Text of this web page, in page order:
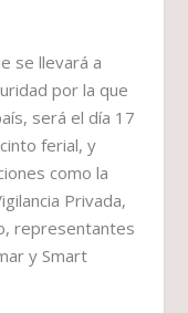
se llevará a
por la que
será el día 17
ferial, y
como la
Privada,
representantes
y Smart